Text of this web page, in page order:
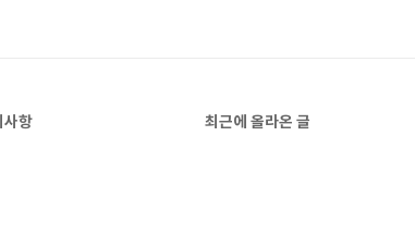
사항 최근에 올라온 글